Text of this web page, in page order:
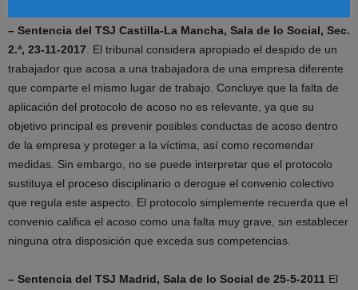
– Sentencia del TSJ Castilla-La Mancha, Sala de lo Social, Sec.
2.ª, 23-11-2017. El tribunal considera apropiado el despido de un
trabajador que acosa a una trabajadora de una empresa diferente
que comparte el mismo lugar de trabajo. Concluye que la falta de
aplicación del protocolo de acoso no es relevante, ya que su
objetivo principal es prevenir posibles conductas de acoso dentro
de la empresa y proteger a la víctima, así como recomendar
medidas. Sin embargo, no se puede interpretar que el protocolo
sustituya el proceso disciplinario o derogue el convenio colectivo
que regula este aspecto. El protocolo simplemente recuerda que el
convenio califica el acoso como una falta muy grave, sin establecer
ninguna otra disposición que exceda sus competencias.
– Sentencia del TSJ Madrid, Sala de lo Social de 25-5-2011 El